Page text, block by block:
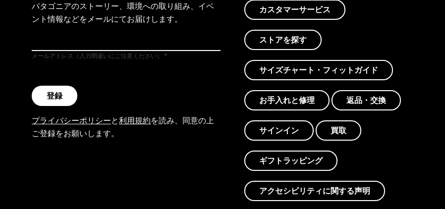
パタゴニアのストーリー、環境への取り組み、イベ
ント情報などをメールにてお届けします。
メールアドレス（入力間違いにご注意ください）
登録
プライバシーポリシーと利用規約を読み、同意の上
ご登録をお願いします。
カスタマーサービス
ストアを探す
サイズチャート・フィットガイド
お手入れと修理 返品・交換
サインイン 買取
ギフトラッピング
アクセシビリティに関する声明